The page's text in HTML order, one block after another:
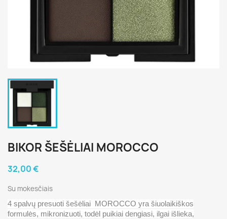
BIKOR ŠEŠĖLIAI MOROCCO
32,00 €
Su mokesčiais
4 spalvų presuoti šešėliai MOROCCO yra šiuolaikiškos
formulės, mikronizuoti, todėl puikiai dengiasi, ilgai išlieka,